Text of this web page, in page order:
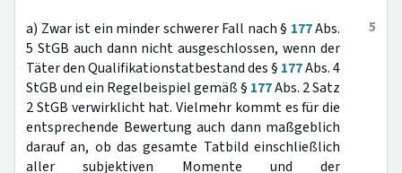
5
a) Zwar ist ein minder schwerer Fall nach § 177Abs.
5 StGB auch dann nicht ausgeschlossen, wenn der
Täter den Qualifikationstatbestand des § 177Abs. 4
StGB und ein Regelbeispiel gemäß § 177Abs. 2 Satz
2 StGB verwirklicht hat. Vielmehr kommt es für die
entsprechende Bewertung auch dann maßgeblich
darauf an, ob das gesamte Tatbild einschließlich
aller subjektiven Momente und der